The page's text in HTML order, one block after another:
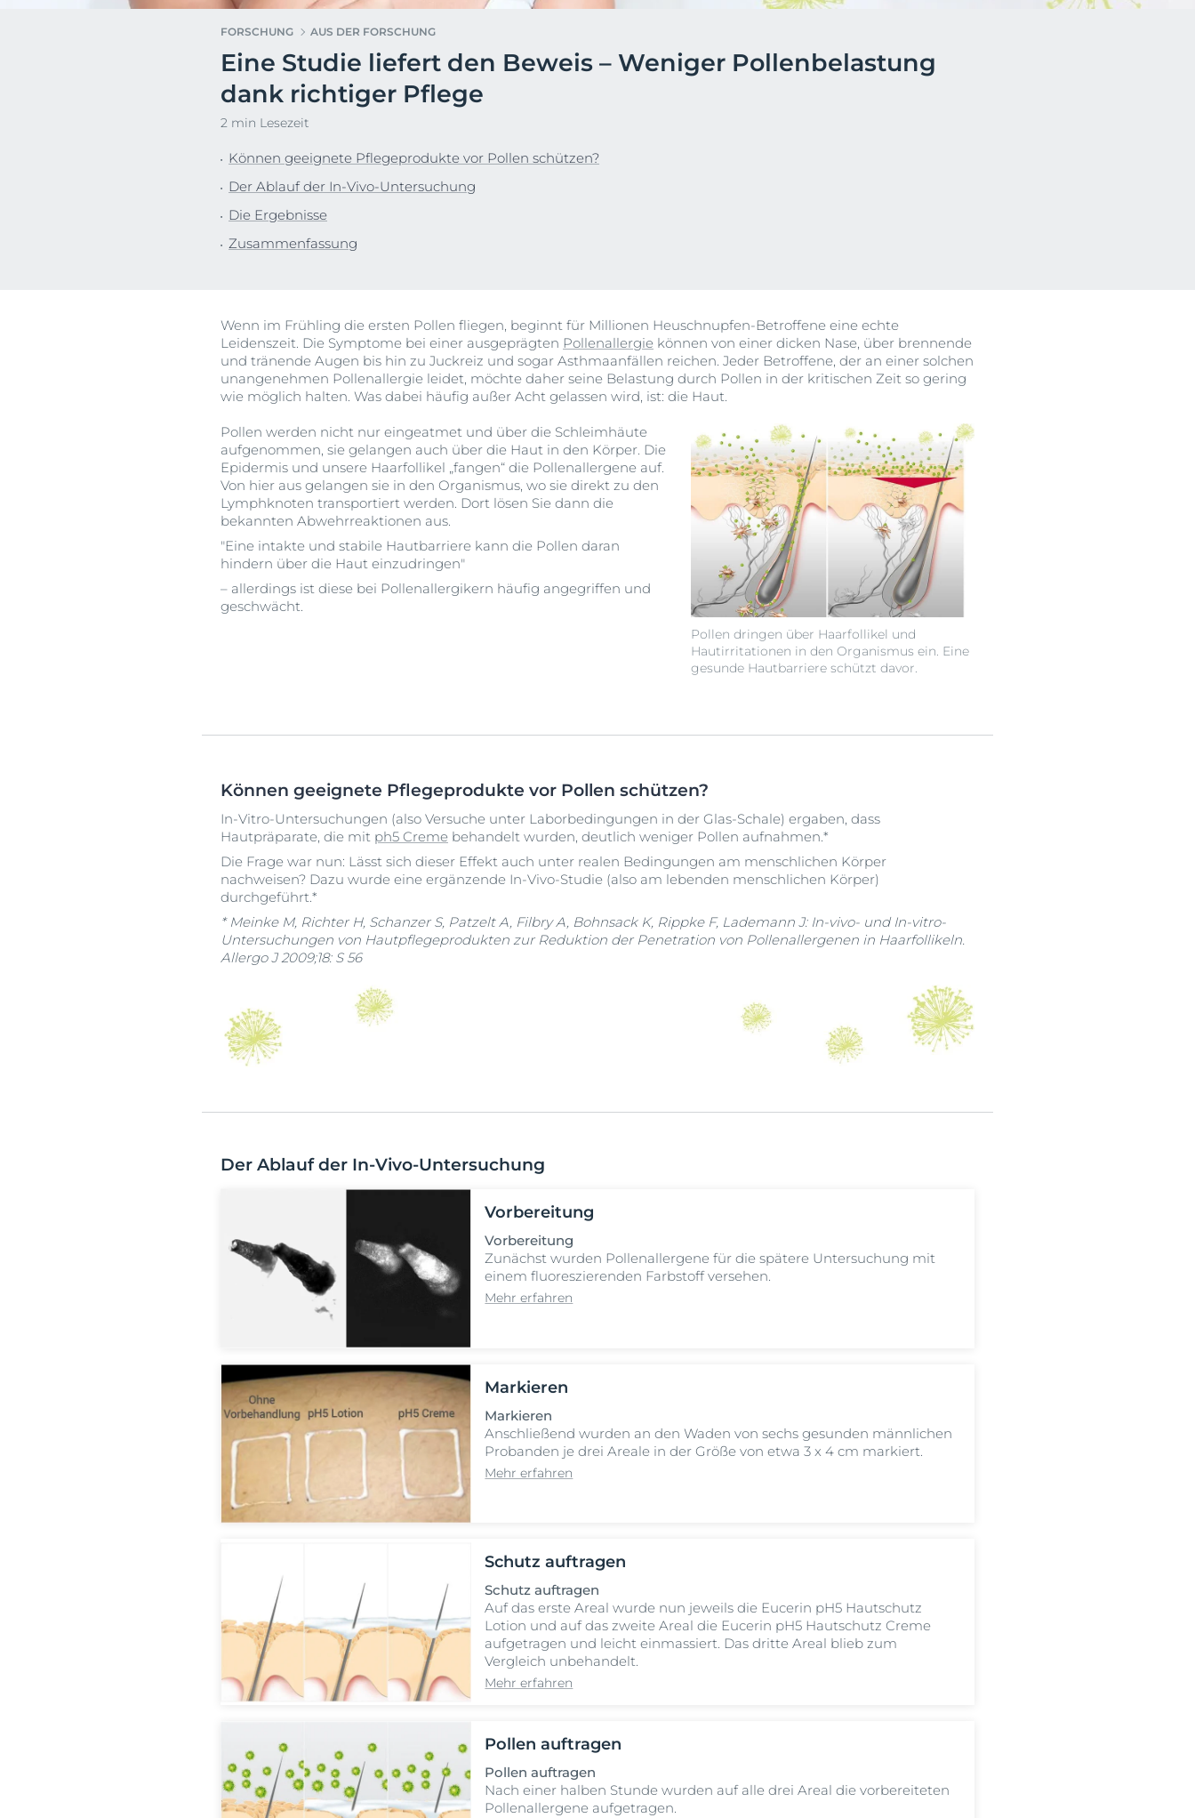
Hyperpigmentierung
Rötungen im Gesicht
Schwitzen
Unreine Haut
Sonnenpflege
Hyaluron-Filler - Alle
Produkte
Ultra Sensitive & Anti-
Klärt, beruhigt & reduziert Unreinheiten
Hyperpigmentierung
Dein Go-To für #SkincareRealtalk!
Eucerin® @ Instagram
FORSCHUNG AUS DER FORSCHUNG
Eine Studie liefert den Beweis – Weniger Pollenbelastung
dank richtiger Pflege
2 min Lesezeit
Können geeignete Pflegeprodukte vor Pollen schützen?
Der Ablauf der In-Vivo-Untersuchung
Die Ergebnisse
Zusammenfassung
Wenn im Frühling die ersten Pollen fliegen, beginnt für Millionen Heuschnupfen-Betroffene eine echte
Leidenszeit. Die Symptome bei einer ausgeprägten Pollenallergie können von einer dicken Nase, über brennende
und tränende Augen bis hin zu Juckreiz und sogar Asthmaanfällen reichen. Jeder Betroffene, der an einer solchen
unangenehmen Pollenallergie leidet, möchte daher seine Belastung durch Pollen in der kritischen Zeit so gering
wie möglich halten. Was dabei häufig außer Acht gelassen wird, ist: die Haut.
Pollen dringen über Haarfollikel und
Hautirritationen in den Organismus ein. Eine
gesunde Hautbarriere schützt davor.
Pollen werden nicht nur eingeatmet und über die Schleimhäute
aufgenommen, sie gelangen auch über die Haut in den Körper. Die
Epidermis und unsere Haarfollikel „fangen“ die Pollenallergene auf.
Von hier aus gelangen sie in den Organismus, wo sie direkt zu den
Lymphknoten transportiert werden. Dort lösen Sie dann die
bekannten Abwehrreaktionen aus.
"Eine intakte und stabile Hautbarriere kann die Pollen daran
hindern über die Haut einzudringen"
– allerdings ist diese bei Pollenallergikern häufig angegriffen und
geschwächt.
Können geeignete Pflegeprodukte vor Pollen schützen?
In-Vitro-Untersuchungen (also Versuche unter Laborbedingungen in der Glas-Schale) ergaben, dass
Hautpräparate, die mit ph5 Creme behandelt wurden, deutlich weniger Pollen aufnahmen.*
Die Frage war nun: Lässt sich dieser Effekt auch unter realen Bedingungen am menschlichen Körper
nachweisen? Dazu wurde eine ergänzende In-Vivo-Studie (also am lebenden menschlichen Körper)
durchgeführt.*
* Meinke M, Richter H, Schanzer S, Patzelt A, Filbry A, Bohnsack K, Rippke F, Lademann J: In-vivo- und In-vitro-
Untersuchungen von Hautpflegeprodukten zur Reduktion der Penetration von Pollenallergenen in Haarfollikeln.
Allergo J 2009;18: S 56
Der Ablauf der In-Vivo-Untersuchung
Vorbereitung
Vorbereitung
Zunächst wurden Pollenallergene für die spätere Untersuchung mit
einem fluoreszierenden Farbstoff versehen.
Mehr erfahren
Markieren
Markieren
Anschließend wurden an den Waden von sechs gesunden männlichen
Probanden je drei Areale in der Größe von etwa 3 x 4 cm markiert.
Mehr erfahren
Schutz auftragen
Schutz auftragen
Auf das erste Areal wurde nun jeweils die Eucerin pH5 Hautschutz
Lotion und auf das zweite Areal die Eucerin pH5 Hautschutz Creme
aufgetragen und leicht einmassiert. Das dritte Areal blieb zum
Vergleich unbehandelt.
Mehr erfahren
Pollen auftragen
Pollen auftragen
Nach einer halben Stunde wurden auf alle drei Areal die vorbereiteten
Pollenallergene aufgetragen.